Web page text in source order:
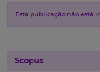
Esta publicação não está
Scopus